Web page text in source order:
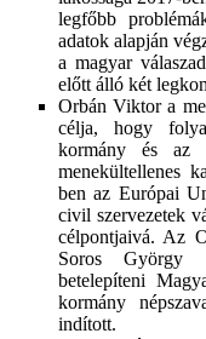
legfőbb
adatok alapján
a magyar
előtt álló két
Orbán Viktor a
célja, hogy
kormány és az
menekültellenes
ben az Európai
civil szervezetek
célpontjaivá. Az
Soros György
betelepíteni
kormány
indított.